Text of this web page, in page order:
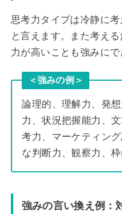
思考力タイプは冷静に
と言えます。また考え
力が高いことも強みにで
＜強みの例＞
論理的、理解力、発
力、状況把握能力、
考力、マーケティン
な判断力、観察力、
強みの言い換え例：